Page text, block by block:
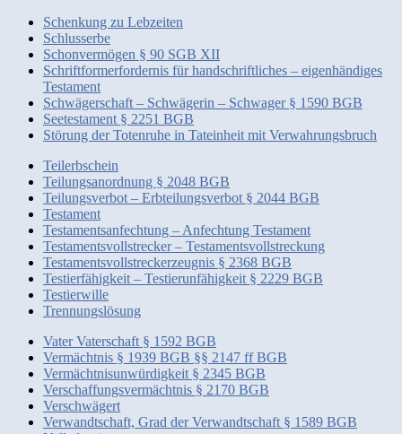
Schenkung zu Lebzeiten
Schlusserbe
Schonvermögen § 90 SGB XII
Schriftformerfordernis für handschriftliches – eigenhändiges
Testament
Schwägerschaft – Schwägerin – Schwager § 1590 BGB
Seetestament § 2251 BGB
Störung der Totenruhe in Tateinheit mit Verwahrungsbruch
Teilerbschein
Teilungsanordnung § 2048 BGB
Teilungsverbot – Erbteilungsverbot § 2044 BGB
Testament
Testamentsanfechtung – Anfechtung Testament
Testamentsvollstrecker – Testamentsvollstreckung
Testamentsvollstreckerzeugnis § 2368 BGB
Testierfähigkeit – Testierunfähigkeit § 2229 BGB
Testierwille
Trennungslösung
Vater Vaterschaft § 1592 BGB
Vermächtnis § 1939 BGB §§ 2147 ff BGB
Vermächtnisunwürdigkeit § 2345 BGB
Verschaffungsvermächtnis § 2170 BGB
Verschwägert
Verwandtschaft, Grad der Verwandtschaft § 1589 BGB